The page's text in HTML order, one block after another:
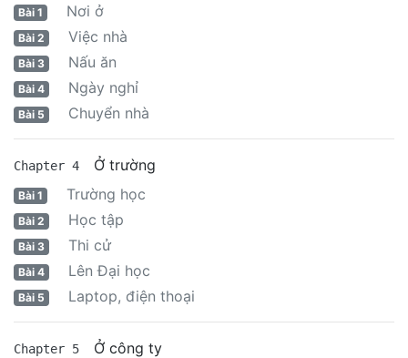
Bài 1 Nơi ở
Bài 2 Việc nhà
Bài 3 Nấu ăn
Bài 4 Ngày nghỉ
Bài 5 Chuyển nhà
Chapter 4 Ở trường
Bài 1 Trường học
Bài 2 Học tập
Bài 3 Thi cử
Bài 4 Lên Đại học
Bài 5 Laptop, điện thoại
Chapter 5 Ở công ty